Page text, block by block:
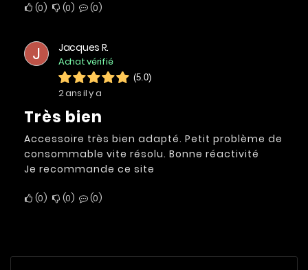
0 0 0
J Jacques R.
Achat vérifié
(5.0)
2 ans il y a
Très bien
Accessoire très bien adapté. Petit problème de
consommable vite résolu. Bonne réactivité
Je recommande ce site
0 0 0